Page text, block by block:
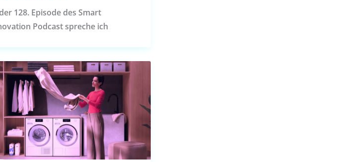
128. Episode des Smart
Podcast spreche ich